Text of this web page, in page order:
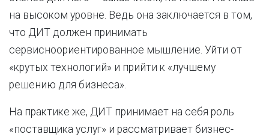
на высоком уровне. Ведь она заключается в том,
что ДИТ должен принимать
сервисноориентированное мышление. Уйти от
«крутых технологий» и прийти к «лучшему
решению для бизнеса».
На практике же, ДИТ принимает на себя роль
«поставщика услуг» и рассматривает бизнес-